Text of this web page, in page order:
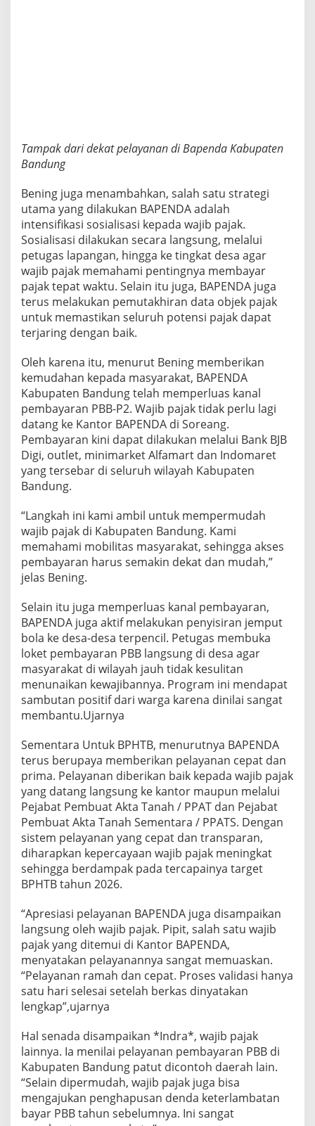
Tampak dari dekat pelayanan di Bapenda Kabupaten
Bandung
Bening juga menambahkan, salah satu strategi
utama yang dilakukan BAPENDA adalah
intensifikasi sosialisasi kepada wajib pajak.
Sosialisasi dilakukan secara langsung, melalui
petugas lapangan, hingga ke tingkat desa agar
wajib pajak memahami pentingnya membayar
pajak tepat waktu. Selain itu juga, BAPENDA juga
terus melakukan pemutakhiran data objek pajak
untuk memastikan seluruh potensi pajak dapat
terjaring dengan baik.
Oleh karena itu, menurut Bening memberikan
kemudahan kepada masyarakat, BAPENDA
Kabupaten Bandung telah memperluas kanal
pembayaran PBB-P2. Wajib pajak tidak perlu lagi
datang ke Kantor BAPENDA di Soreang.
Pembayaran kini dapat dilakukan melalui Bank BJB
Digi, outlet, minimarket Alfamart dan Indomaret
yang tersebar di seluruh wilayah Kabupaten
Bandung.
“Langkah ini kami ambil untuk mempermudah
wajib pajak di Kabupaten Bandung. Kami
memahami mobilitas masyarakat, sehingga akses
pembayaran harus semakin dekat dan mudah,”
jelas Bening.
Selain itu juga memperluas kanal pembayaran,
BAPENDA juga aktif melakukan penyisiran jemput
bola ke desa-desa terpencil. Petugas membuka
loket pembayaran PBB langsung di desa agar
masyarakat di wilayah jauh tidak kesulitan
menunaikan kewajibannya. Program ini mendapat
sambutan positif dari warga karena dinilai sangat
membantu.Ujarnya
Sementara Untuk BPHTB, menurutnya BAPENDA
terus berupaya memberikan pelayanan cepat dan
prima. Pelayanan diberikan baik kepada wajib pajak
yang datang langsung ke kantor maupun melalui
Pejabat Pembuat Akta Tanah / PPAT dan Pejabat
Pembuat Akta Tanah Sementara / PPATS. Dengan
sistem pelayanan yang cepat dan transparan,
diharapkan kepercayaan wajib pajak meningkat
sehingga berdampak pada tercapainya target
BPHTB tahun 2026.
“Apresiasi pelayanan BAPENDA juga disampaikan
langsung oleh wajib pajak. Pipit, salah satu wajib
pajak yang ditemui di Kantor BAPENDA,
menyatakan pelayanannya sangat memuaskan.
“Pelayanan ramah dan cepat. Proses validasi hanya
satu hari selesai setelah berkas dinyatakan
lengkap”,ujarnya
Hal senada disampaikan *Indra*, wajib pajak
lainnya. Ia menilai pelayanan pembayaran PBB di
Kabupaten Bandung patut dicontoh daerah lain.
“Selain dipermudah, wajib pajak juga bisa
mengajukan penghapusan denda keterlambatan
bayar PBB tahun sebelumnya. Ini sangat